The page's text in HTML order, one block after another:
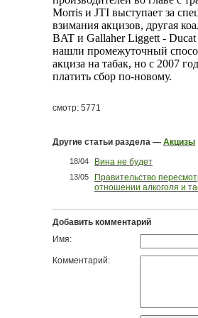
Morris и JTI выступает за
взимания акцизов, другая
BAT и Gallaher Liggett -
нашли промежуточный
акциза на табак, но с 2007
платить сбор по-новому.
смотр: 5771
Другие статьи раздела — Акцизы
18/04 Вина не будет
13/05
Правительство
отношении алкоголя и
Добавить комментарий
Имя:
Комментарий: